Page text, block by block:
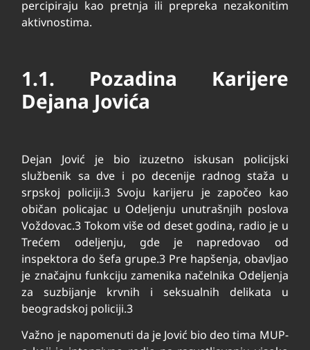
percipiraju kao pretnja ili prepreka nezakonitim
aktivnostima.
1.1. Pozadina Karijere
Dejana Jovića
Dejan Jović je bio izuzetno iskusan policijski
službenik sa dve i po decenije radnog staža u
srpskoj policiji.3Svoju karijeru je započeo kao
običan policajac u Odeljenju unutrašnjih poslova
Voždovac.3 Tokom više od deset godina, radio je u
Trećem odeljenju, gde je napredovao od
inspektora do šefa grupe.3 Pre hapšenja, obavljao
je značajnu funkciju zamenika načelnika Odeljenja
za suzbijanje krvnih i seksualnih delikata u
beogradskoj policiji.3
Važno je napomenuti da je Jović bio deo tima MUP-